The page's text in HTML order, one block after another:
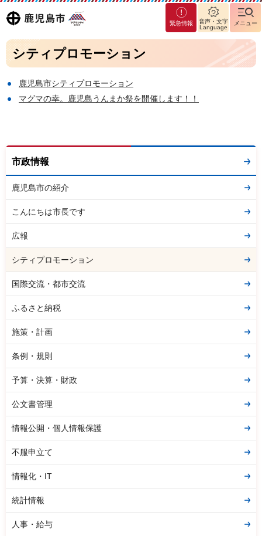
鹿児島
市
マグ
マシ
ティ
鹿児
島市
緊急情報
音声・文字
Language
メニュー
シティプロモーション
鹿児島市シティプロモーション
マグマの幸。鹿児島うんまか祭を開催します！！
市政情報
鹿児島市の紹介
こんにちは市長です
広報
シティプロモーション
国際交流・都市交流
ふるさと納税
施策・計画
条例・規則
予算・決算・財政
公文書管理
情報公開・個人情報保護
不服申立て
情報化・IT
統計情報
人事・給与